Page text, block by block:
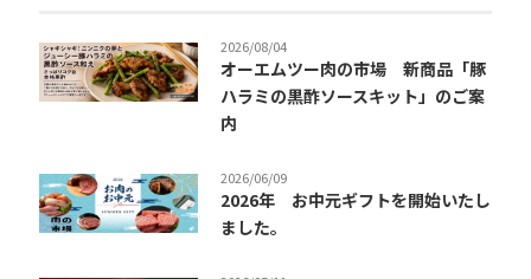
2026/08/04
オーエムツー肉の市場 新商品「豚
ハラミの黒酢ソースキット」のご案
内
2026/06/09
2026年 お中元ギフトを開始いたし
ました。